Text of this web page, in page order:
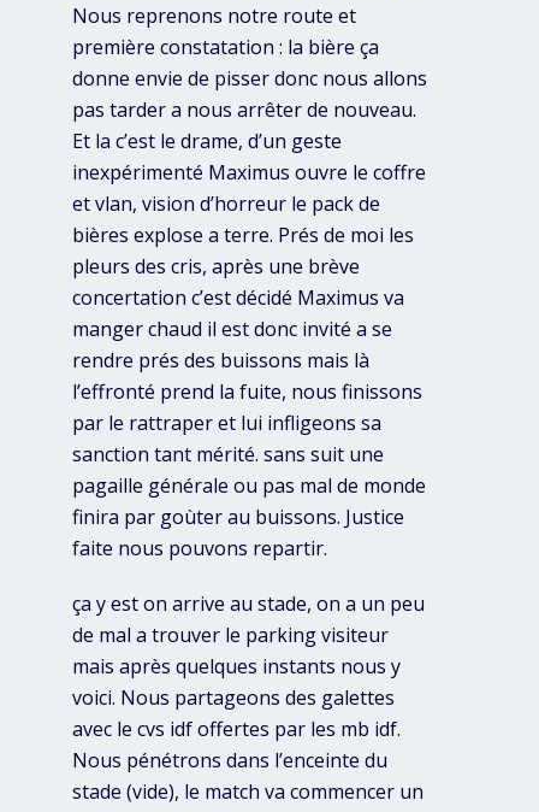
Nous reprenons notre route et
première constatation : la bière ça
donne envie de pisser donc nous allons
pas tarder a nous arrêter de nouveau.
Et la c’est le drame, d’un geste
inexpérimenté Maximus ouvre le coffre
et vlan, vision d’horreur le pack de
bières explose a terre. Prés de moi les
pleurs des cris, après une brève
concertation c’est décidé Maximus va
manger chaud il est donc invité a se
rendre prés des buissons mais là
l’effronté prend la fuite, nous finissons
par le rattraper et lui infligeons sa
sanction tant mérité. sans suit une
pagaille générale ou pas mal de monde
finira par goùter au buissons. Justice
faite nous pouvons repartir.
ça y est on arrive au stade, on a un peu
de mal a trouver le parking visiteur
mais après quelques instants nous y
voici. Nous partageons des galettes
avec le cvs idf offertes par les mb idf.
Nous pénétrons dans l’enceinte du
stade (vide), le match va commencer un